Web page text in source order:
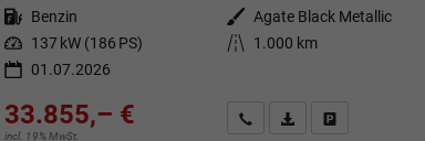
Kraftstoff Benzin Außenfarbe Agate Black Metallic
Leistung 137 kW (186 PS) Kilometerstand
1.000 km
01.07.2026
33.855,– €
incl. 19% MwSt.
Angebot anfordern
Fahrzeugexpose (PDF)